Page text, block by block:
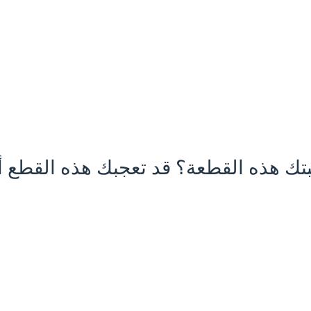
هذه القطعة؟ قد تعجبك هذه القطع